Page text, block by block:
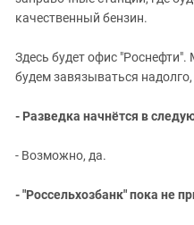
качественный бензин.
Здесь будет офис
будем завязываться
- Разведка начнётся в
- Возможно, да.
- "Россельхозбанк" пока не